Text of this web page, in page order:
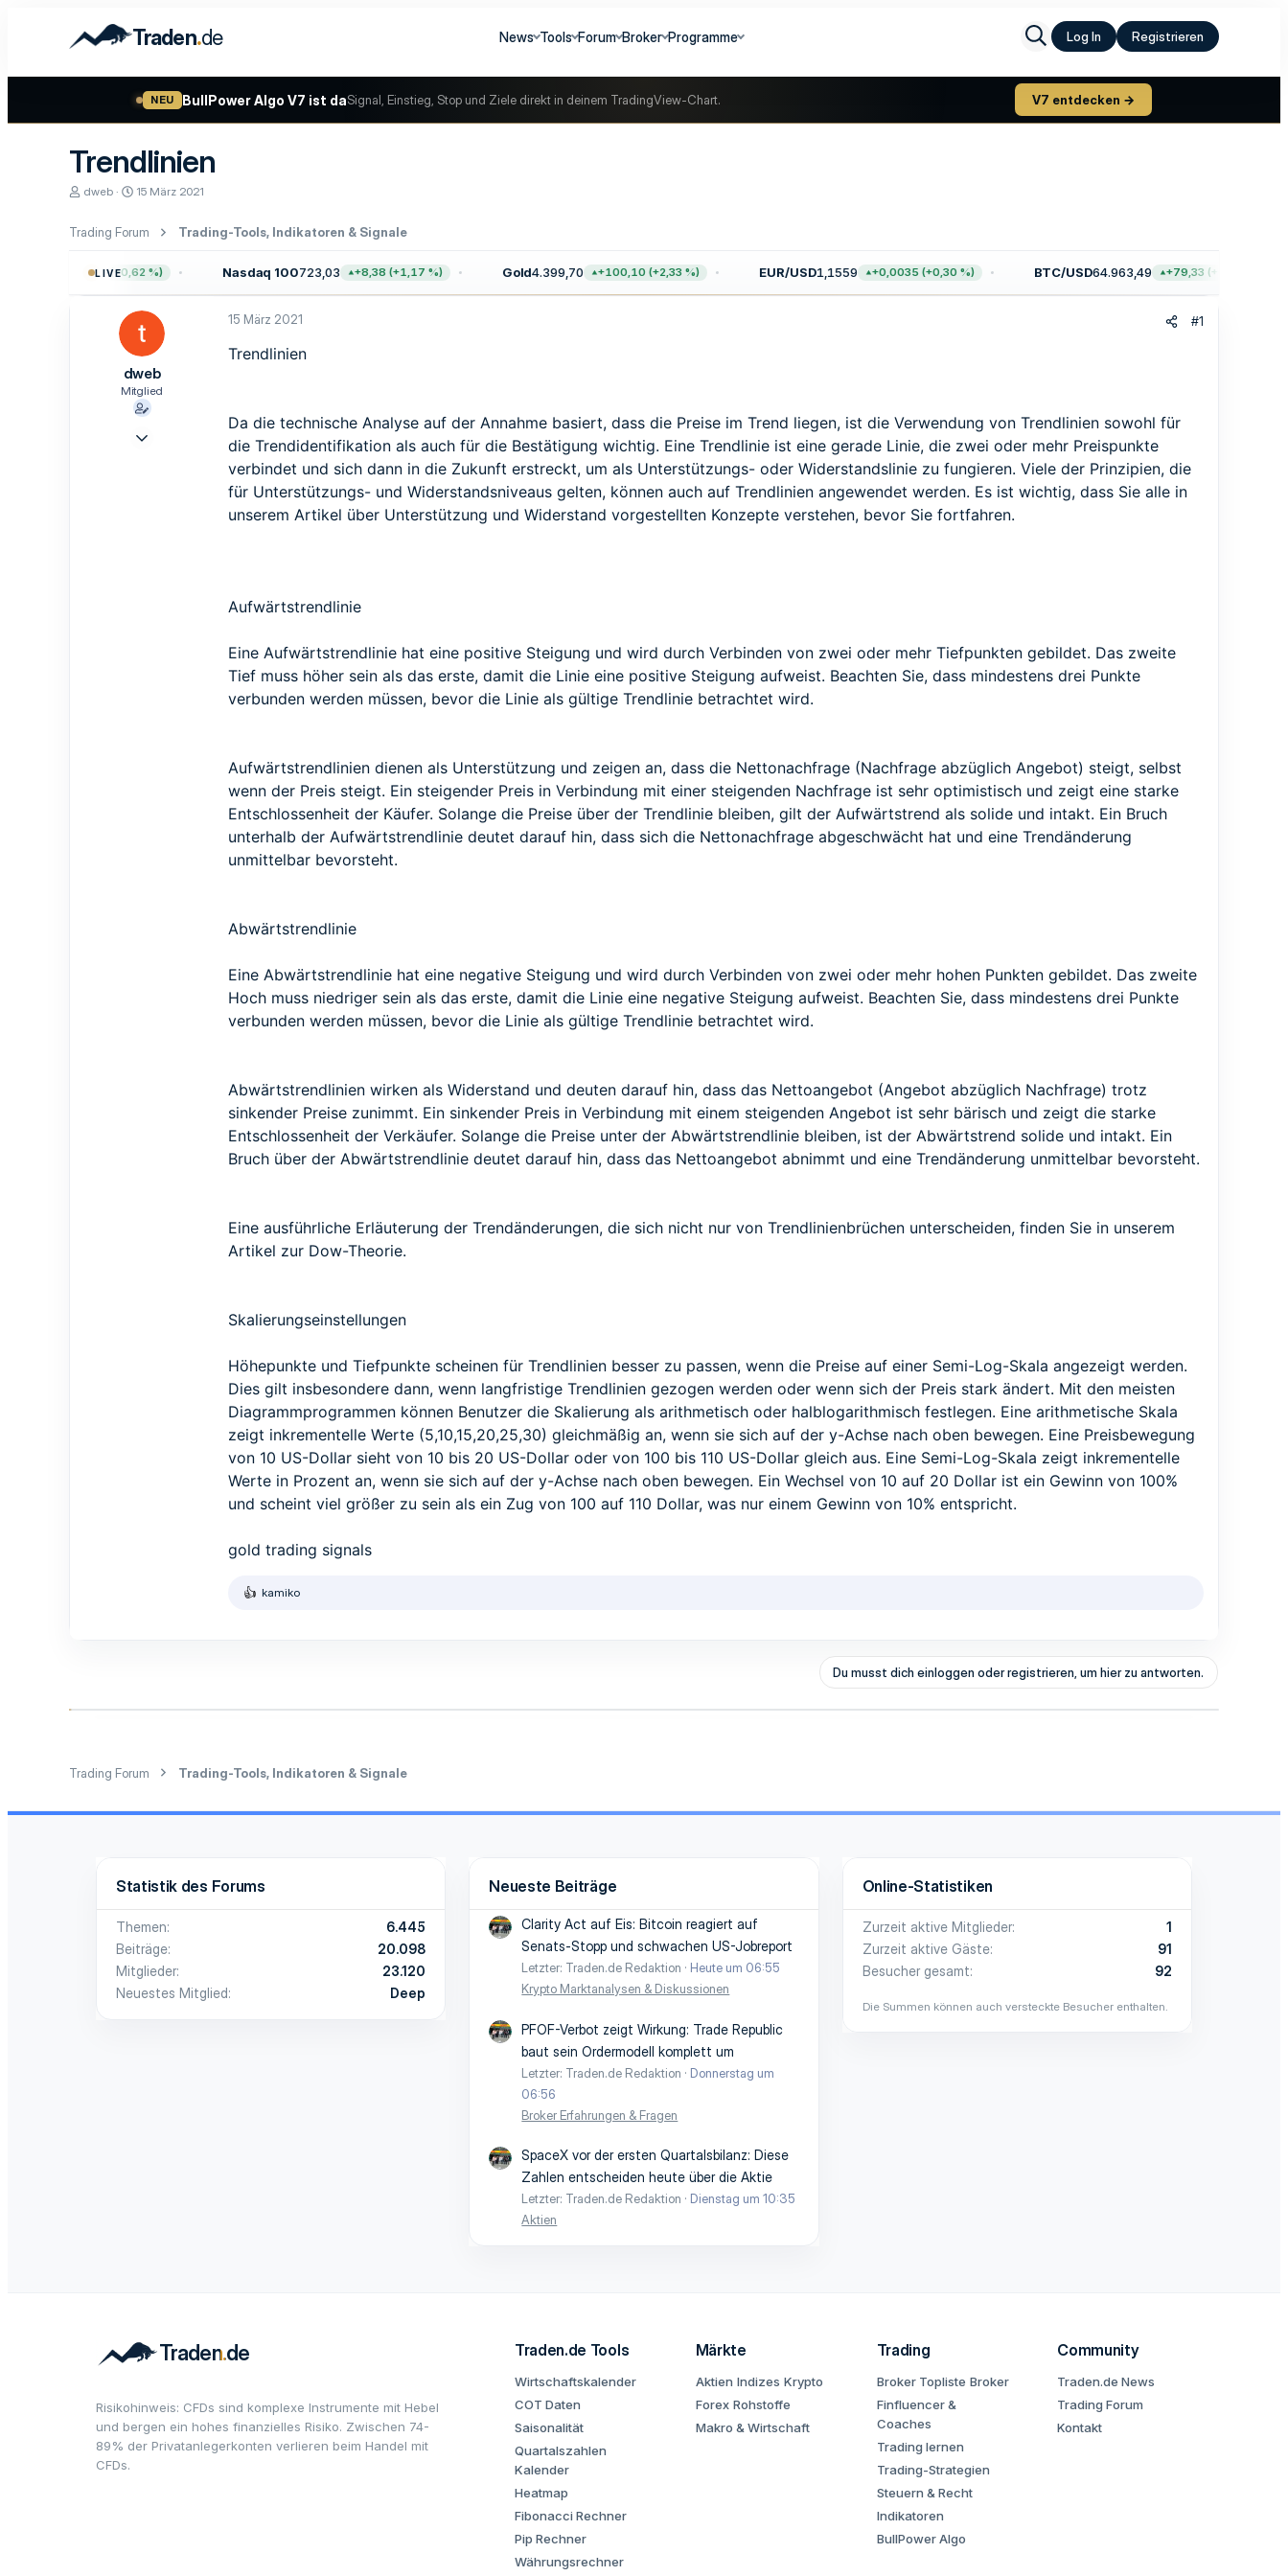
Traden.de News Tools Forum Broker Programme Log In Registrieren
NEU BullPower Algo V7 ist daSignal, Einstieg, Stop und Ziele direkt in deinem TradingView-Chart. V7 entdecken →
Trendlinien
E
t
e
dweb
E
t
l
t
a
m
15 März 2021
Trading Forum Trading-Tools, Indikatoren & Signale
LIVE
+47,68 (+0,62 %) Nasdaq 100723,03 +8,38 (+1,17 %) Gold4.399,70 +100,10 (+2,33 %) EUR/USD1,1559 +0,0035 (+0,30 %) BTC/USD64.963,49 +79,33 (+0,12 %)
dweb
Mitglied
15 März 2021 #1
Trendlinien
Da die technische Analyse auf der Annahme basiert, dass die Preise im Trend liegen, ist die Verwendung von Trendlinien sowohl für
die Trendidentifikation als auch für die Bestätigung wichtig. Eine Trendlinie ist eine gerade Linie, die zwei oder mehr Preispunkte
verbindet und sich dann in die Zukunft erstreckt, um als Unterstützungs- oder Widerstandslinie zu fungieren. Viele der Prinzipien, die
für Unterstützungs- und Widerstandsniveaus gelten, können auch auf Trendlinien angewendet werden. Es ist wichtig, dass Sie alle in
unserem Artikel über Unterstützung und Widerstand vorgestellten Konzepte verstehen, bevor Sie fortfahren.
Aufwärtstrendlinie
Eine Aufwärtstrendlinie hat eine positive Steigung und wird durch Verbinden von zwei oder mehr Tiefpunkten gebildet. Das zweite
Tief muss höher sein als das erste, damit die Linie eine positive Steigung aufweist. Beachten Sie, dass mindestens drei Punkte
verbunden werden müssen, bevor die Linie als gültige Trendlinie betrachtet wird.
Aufwärtstrendlinien dienen als Unterstützung und zeigen an, dass die Nettonachfrage (Nachfrage abzüglich Angebot) steigt, selbst
wenn der Preis steigt. Ein steigender Preis in Verbindung mit einer steigenden Nachfrage ist sehr optimistisch und zeigt eine starke
Entschlossenheit der Käufer. Solange die Preise über der Trendlinie bleiben, gilt der Aufwärtstrend als solide und intakt. Ein Bruch
unterhalb der Aufwärtstrendlinie deutet darauf hin, dass sich die Nettonachfrage abgeschwächt hat und eine Trendänderung
unmittelbar bevorsteht.
Abwärtstrendlinie
Eine Abwärtstrendlinie hat eine negative Steigung und wird durch Verbinden von zwei oder mehr hohen Punkten gebildet. Das zweite
Hoch muss niedriger sein als das erste, damit die Linie eine negative Steigung aufweist. Beachten Sie, dass mindestens drei Punkte
verbunden werden müssen, bevor die Linie als gültige Trendlinie betrachtet wird.
Abwärtstrendlinien wirken als Widerstand und deuten darauf hin, dass das Nettoangebot (Angebot abzüglich Nachfrage) trotz
sinkender Preise zunimmt. Ein sinkender Preis in Verbindung mit einem steigenden Angebot ist sehr bärisch und zeigt die starke
Entschlossenheit der Verkäufer. Solange die Preise unter der Abwärtstrendlinie bleiben, ist der Abwärtstrend solide und intakt. Ein
Bruch über der Abwärtstrendlinie deutet darauf hin, dass das Nettoangebot abnimmt und eine Trendänderung unmittelbar bevorsteht.
Eine ausführliche Erläuterung der Trendänderungen, die sich nicht nur von Trendlinienbrüchen unterscheiden, finden Sie in unserem
Artikel zur Dow-Theorie.
Skalierungseinstellungen
Höhepunkte und Tiefpunkte scheinen für Trendlinien besser zu passen, wenn die Preise auf einer Semi-Log-Skala angezeigt werden.
Dies gilt insbesondere dann, wenn langfristige Trendlinien gezogen werden oder wenn sich der Preis stark ändert. Mit den meisten
Diagrammprogrammen können Benutzer die Skalierung als arithmetisch oder halblogarithmisch festlegen. Eine arithmetische Skala
zeigt inkrementelle Werte (5,10,15,20,25,30) gleichmäßig an, wenn sie sich auf der y-Achse nach oben bewegen. Eine Preisbewegung
von 10 US-Dollar sieht von 10 bis 20 US-Dollar oder von 100 bis 110 US-Dollar gleich aus. Eine Semi-Log-Skala zeigt inkrementelle
Werte in Prozent an, wenn sie sich auf der y-Achse nach oben bewegen. Ein Wechsel von 10 auf 20 Dollar ist ein Gewinn von 100%
und scheint viel größer zu sein als ein Zug von 100 auf 110 Dollar, was nur einem Gewinn von 10% entspricht.
gold trading signals
R
n
kamiko
Du musst dich einloggen oder registrieren, um hier zu antworten.
Trading Forum Trading-Tools, Indikatoren & Signale
Statistik des Forums
Themen
6.445
Beiträge
20.098
Mitglieder
23.120
Neuestes Mitglied
Deep
Neueste Beiträge
Clarity Act auf Eis: Bitcoin reagiert auf
Senats-Stopp und schwachen US-Jobreport
Letzter: Traden.de Redaktion
Heute um 06:55
Krypto Marktanalysen & Diskussionen
PFOF-Verbot zeigt Wirkung: Trade Republic
baut sein Ordermodell komplett um
Letzter: Traden.de Redaktion
Donnerstag um
06:56
Broker Erfahrungen & Fragen
SpaceX vor der ersten Quartalsbilanz: Diese
Zahlen entscheiden heute über die Aktie
Letzter: Traden.de Redaktion
Dienstag um 10:35
Aktien
Online-Statistiken
Zurzeit aktive Mitglieder
1
Zurzeit aktive Gäste
91
Besucher gesamt
92
Die Summen können auch versteckte Besucher enthalten.
Risikohinweis: CFDs sind komplexe Instrumente mit Hebel
und bergen ein hohes finanzielles Risiko. Zwischen 74-
89% der Privatanlegerkonten verlieren beim Handel mit
CFDs.
Traden.de Tools
Wirtschaftskalender
COT Daten
Saisonalität
Quartalszahlen
Kalender
Heatmap
Fibonacci Rechner
Pip Rechner
Währungsrechner
Märkte
Aktien Indizes Krypto
Forex Rohstoffe
Makro & Wirtschaft
Trading
Broker Topliste Broker
Finfluencer &
Coaches
Trading lernen
Trading-Strategien
Steuern & Recht
Indikatoren
BullPower Algo
Community
Traden.de News
Trading Forum
Kontakt